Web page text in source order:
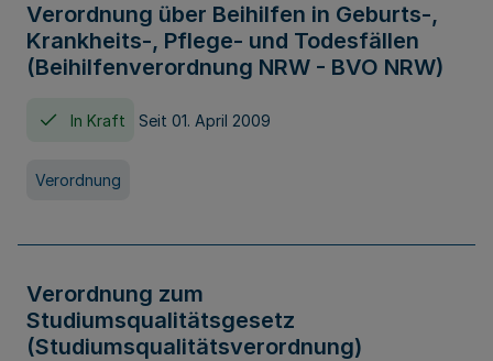
Verordnung über Beihilfen in Geburts-,
Krankheits-, Pflege- und Todesfällen
(Beihilfenverordnung NRW - BVO NRW)
In Kraft Seit 01. April 2009
Verordnung
Verordnung zum
Studiumsqualitätsgesetz
(Studiumsqualitätsverordnung)